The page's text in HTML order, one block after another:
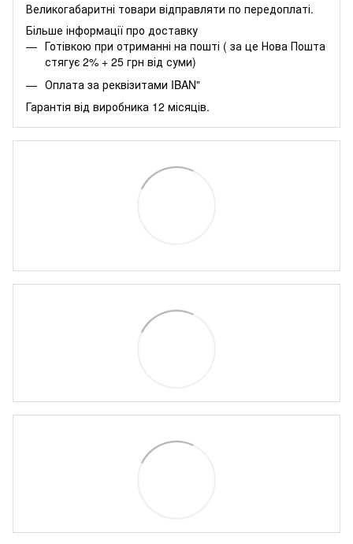
Великогабаритні товари відправляти по передоплаті.
Більше інформації про доставку
Готівкою при отриманні на пошті ( за це Нова Пошта
стягує 2% + 25 грн від суми)
Оплата за реквізитами IBAN"
Гарантія від виробника 12 місяців.